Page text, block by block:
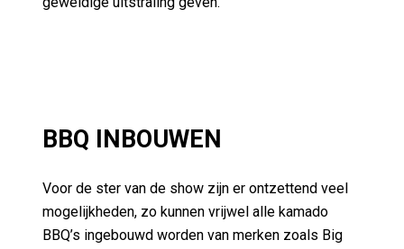
mogelijkheden, zo kunnen vrijwel alle kamado
BBQ’s ingebouwd worden van merken zoals Big
Green Egg, The Bastard, Grill Guru, Kamado Joe,